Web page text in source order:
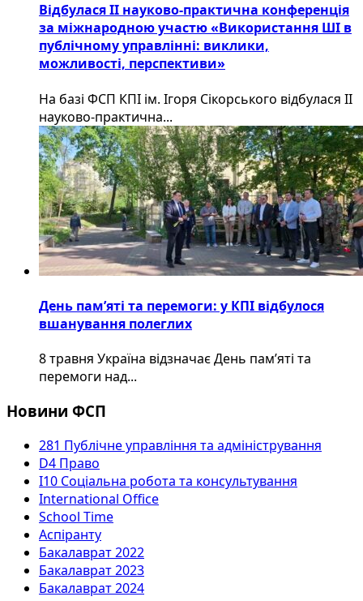
Відбулася ІІ науково-практична конференція
за міжнародною участю «Використання ШІ в
публічному управлінні: виклики,
можливості, перспективи»
На базі ФСП КПІ ім. Ігоря Сікорського відбулася ІІ
науково-практична...
День пам’яті та перемоги: у КПІ відбулося
вшанування полеглих
8 травня Україна відзначає День пам’яті та
перемоги над...
Новини ФСП
281 Публічне управління та адміністрування
D4 Право
I10 Соціальна робота та консультування
International Office
School Time
Аспіранту
Бакалаврат 2022
Бакалаврат 2023
Бакалаврат 2024